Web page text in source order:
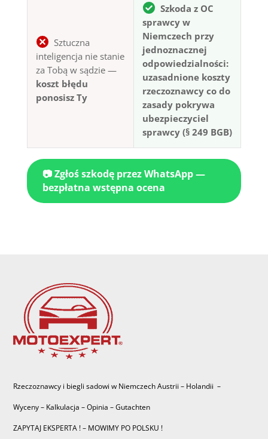
Sztuczna
inteligencja nie stanie
za Tobą w sądzie —
koszt błędu
ponosisz Ty
Szkoda z OC
sprawcy w
Niemczech przy
jednoznacznej
odpowiedzialności:
uzasadnione koszty
rzeczoznawcy co do
zasady pokrywa
ubezpieczyciel
sprawcy (§ 249 BGB)
📷 Zgłoś szkodę przez WhatsApp —
bezpłatna wstępna ocena
Rzeczoznawcy i biegli sadowi w Niemczech Austrii – Holandii –
Wyceny – Kalkulacja – Opinia – Gutachten
ZAPYTAJ EKSPERTA ! – MOWIMY PO POLSKU !